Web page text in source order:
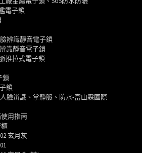
電子鎖
臉辨識靜音電子鎖
識靜音電子鎖
推拉式電子鎖
鎖
鎖
人臉辨識、掌靜脈、防水-富山霖國際
用指南
櫃
玄月灰